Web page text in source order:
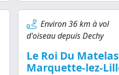
Environ 36 km à vol
d'oiseau depuis Dechy
Le Roi Du Matelas
Marquette-lez-